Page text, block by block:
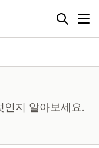
인지 알아보세요.